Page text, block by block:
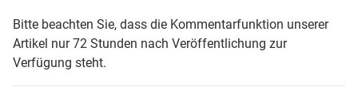
Bitte beachten Sie, dass die Kommentarfunktion unserer
Artikel nur 72 Stunden nach Veröffentlichung zur
Verfügung steht.